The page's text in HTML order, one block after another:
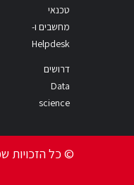
טכנאי
מחשבים ו-
Helpdesk
דרושים
Data
science
© כל הזכויות